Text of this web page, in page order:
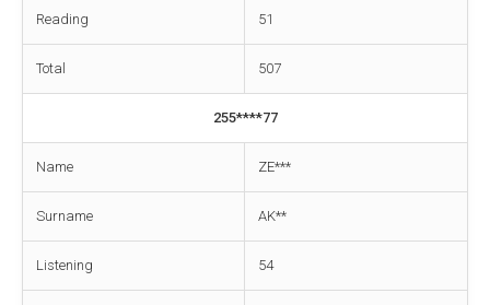
Reading 51
Total 507
255****77
Name ZE***
Surname AK**
Listening 54